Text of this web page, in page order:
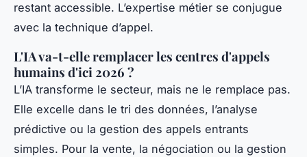
restant accessible. L’expertise métier se conjugue
avec la technique d’appel.
L'IA va-t-elle remplacer les centres d'appels
humains d'ici 2026 ?
L’IA transforme le secteur, mais ne le remplace pas.
Elle excelle dans le tri des données, l’analyse
prédictive ou la gestion des appels entrants
simples. Pour la vente, la négociation ou la gestion